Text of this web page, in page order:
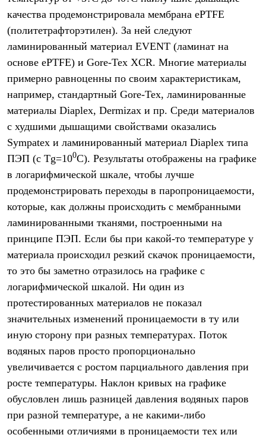
качества продемонстрировала мембрана ePTFE
(политетрафторэтилен). За ней следуют
ламинированный материал EVENT (ламинат на
основе ePTFE) и Gore-Tex XCR. Многие материалы
примерно равноценны по своим характеристикам,
например, стандартный Gore-Tex, ламинированные
материалы Diaplex, Dermizax и пр. Среди материалов
с худшими дышащими свойствами оказались
Sympatex и ламинированный материал Diaplex типа
ПЭП (с Tg=100C). Результаты отображены на графике
в логарифмической шкале, чтобы лучше
продемонстрировать переходы в паропроницаемости,
которые, как должны происходить с мембранными
ламинированными тканями, построенными на
принципе ПЭП. Если бы при какой-то температуре у
материала происходил резкий скачок проницаемости,
то это бы заметно отразилось на графике с
логарифмической шкалой. Ни один из
протестированных материалов не показал
значительных изменений проницаемости в ту или
иную сторону при разных температурах. Поток
водяных паров просто пропорционально
увеличивается с ростом парциального давления при
росте температуры. Наклон кривых на графике
обусловлен лишь разницей давления водяных паров
при разной температуре, а не какими-либо
особенными отличиями в проницаемости тех или